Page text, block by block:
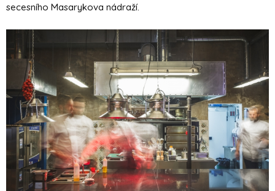
secesního Masarykova nádraží.